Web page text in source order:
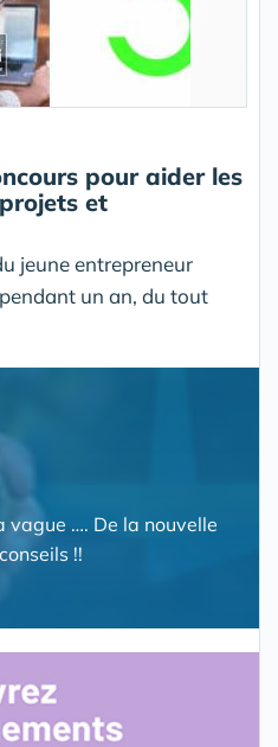
pour aider les
et
jeune entrepreneur
un an, du tout
vague …. De la nouvelle
!!